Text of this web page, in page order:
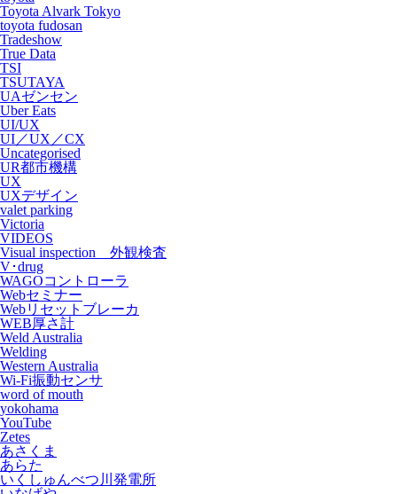
Toyota Alvark Tokyo
toyota fudosan
Tradeshow
True Data
TSI
TSUTAYA
UAゼンセン
Uber Eats
UI/UX
UI／UX／CX
Uncategorised
UR都市機構
UX
UXデザイン
valet parking
Victoria
VIDEOS
Visual inspection 外観検査
V･drug
WAGOコントローラ
Webセミナー
Webリセットブレーカ
WEB厚さ計
Weld Australia
Welding
Western Australia
Wi-Fi振動センサ
word of mouth
yokohama
YouTube
Zetes
あさくま
あらた
いくしゅんべつ川発電所